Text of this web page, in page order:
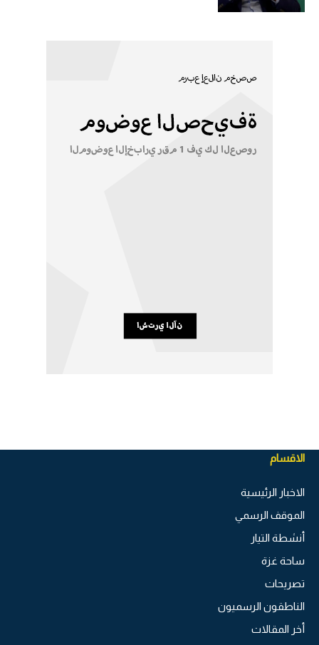
الاقسام
الاخبار الرئيسية
الموقف الرسمي
أنشطة التيار
ساحة غزة
تصريحات
الناطقون الرسميون
أخر المقالات